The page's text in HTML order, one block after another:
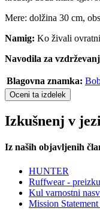
Mere: dolžina 30 cm,
Namig: Ko živali
Navodila za
Blagovna znamka:
Oceni ta izdelek
Izkušnenj v
Iz naših objavljenih
HUNTER
Ruffwear -
Kul varnostni
Mission